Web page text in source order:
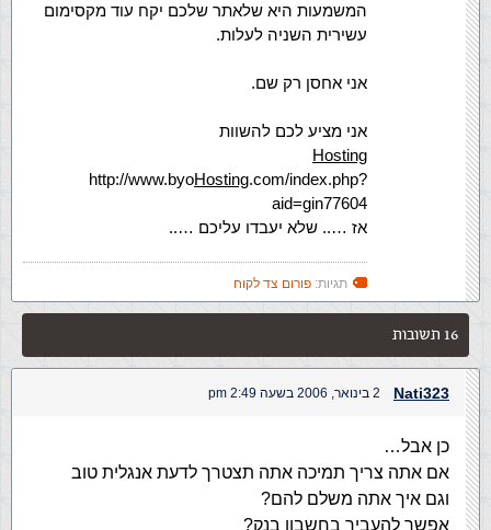
המשמעות היא שלאתר שלכם יקח עוד מקסימום
עשירית השניה לעלות.
אני אחסן רק שם.
אני מציע לכם להשוות
Hosting
http://www.byoHosting.com/index.php?
aid=gin77604
אז ….. שלא יעבדו עליכם …..
תגיות: פורום צד לקוח
16 תשובות
Nati323 2 בינואר, 2006 בשעה 2:49 pm
כן אבל…
אם אתה צריך תמיכה אתה תצטרך לדעת אנגלית טוב
וגם איך אתה משלם להם?
אפשר להעביר בחשבון בנק?